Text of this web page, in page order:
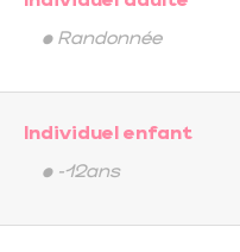
• Randonnée
Individuel enfant
• -12ans